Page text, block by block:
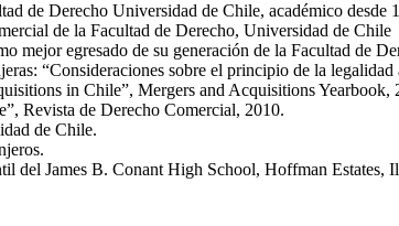
de Derecho Universidad de Chile, académico desde
de la Facultad de Derecho, Universidad de Chile
mejor egresado de su generación de la Facultad de
“Consideraciones sobre el principio de la
in Chile”, Mergers and Acquisitions
Revista de Derecho Comercial, 2010.
de Chile.
del James B. Conant High School, Hoffman Estates,